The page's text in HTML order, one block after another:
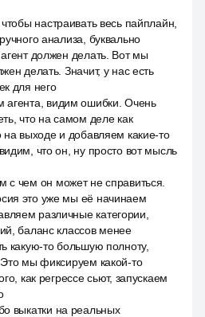
настраивать весь пайплайн,
анализа, буквально
должен делать. Вот мы
делать. Значит, у нас есть
для него
агента, видим ошибки. Очень
что на самом деле как
на выходе и добавляем какие-то
что он, ну просто вот мысль
чем он может не справиться.
это уже мы её начинаем
различные категории,
баланс классов менее
какую-то большую полноту,
мы фиксируем какой-то
как регрессе сьют, запускаем
выкатки на реальных